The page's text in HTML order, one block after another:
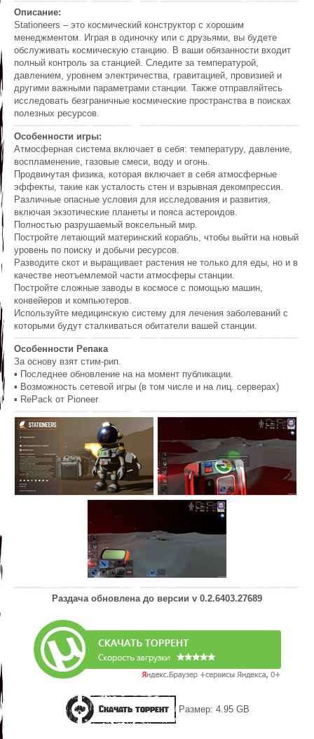
Описание:
Stationeers – это космический конструктор с хорошим
менеджментом. Играя в одиночку или с друзьями, вы будете
обслуживать космическую станцию. В ваши обязанности входит
полный контроль за станцией. Следите за температурой,
давлением, уровнем электричества, гравитацией, провизией и
другими важными параметрами станции. Также отправляйтесь
исследовать безграничные космические пространства в поисках
полезных ресурсов.
Особенности игры:
Атмосферная система включает в себя: температуру, давление,
воспламенение, газовые смеси, воду и огонь.
Продвинутая физика, которая включает в себя атмосферные
эффекты, такие как усталость стен и взрывная декомпрессия.
Различные опасные условия для исследования и развития,
включая экзотические планеты и пояса астероидов.
Полностью разрушаемый воксельный мир.
Постройте летающий материнский корабль, чтобы выйти на новый
уровень по поиску и добычи ресурсов.
Разводите скот и выращивает растения не только для еды, но и в
качестве неотъемлемой части атмосферы станции.
Постройте сложные заводы в космосе с помощью машин,
конвейеров и компьютеров.
Используйте медицинскую систему для лечения заболеваний с
которыми будут сталкиваться обитатели вашей станции.
Особенности Репака
За основу взят стим-рип.
▪ Последнее обновление на на момент публикации.
▪ Возможность сетевой игры (в том числе и на лиц. серверах)
▪ RePack от Pioneer
Раздача обновлена до версии v 0.2.6403.27689
Скачать торрент Размер: 4.95 GB